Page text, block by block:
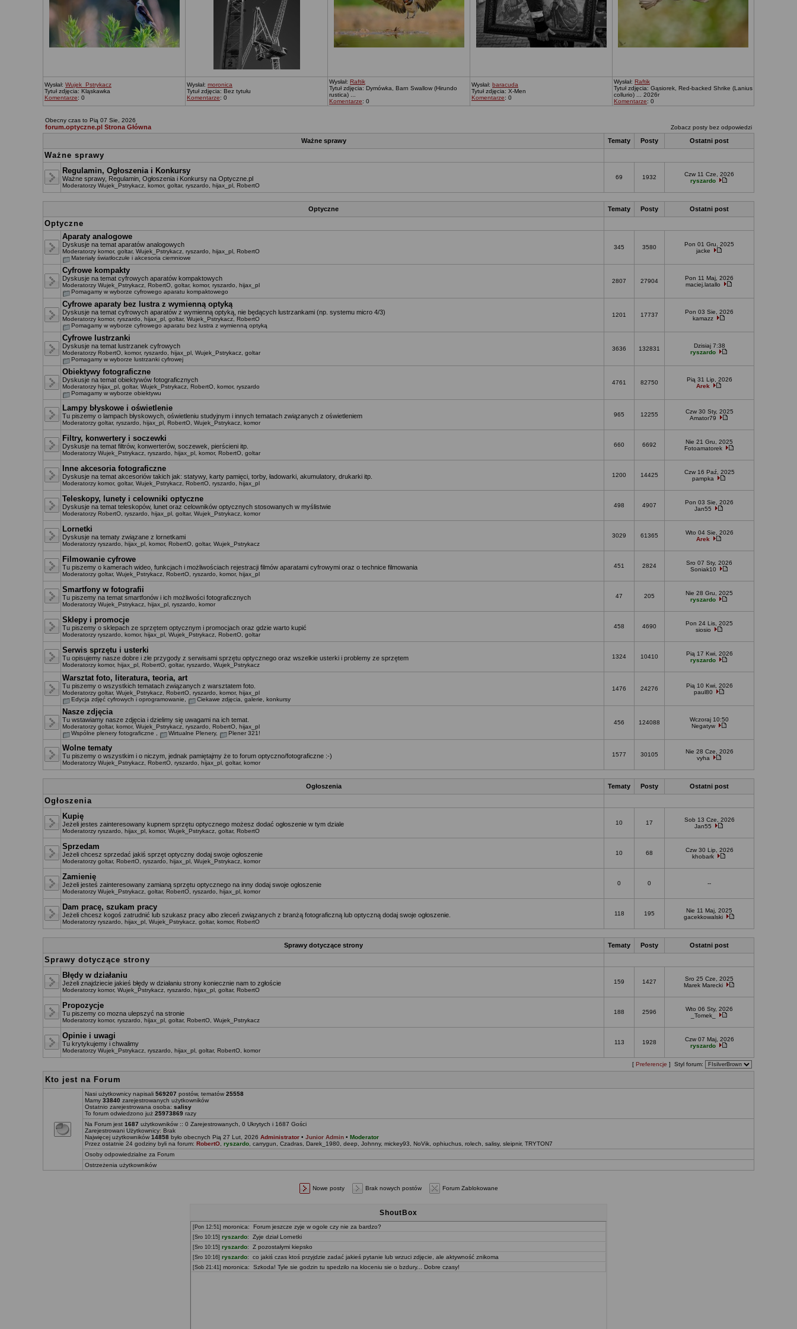
Wysłał: Wujek_Pstrykacz
Tytuł zdjęcia: Kląskawka
Komentarze: 0
Wysłał: moronica
Tytuł zdjęcia: Bez tytułu
Komentarze: 0
Wysłał: Raftik
Tytuł zdjęcia: Dymówka, Barn Swallow (Hirundo
rustica) ...
Komentarze: 0
Wysłał: baracuda
Tytuł zdjęcia: X-Men
Komentarze: 0
Wysłał: Raftik
Tytuł zdjęcia: Gąsiorek, Red-backed Shrike (Lanius
collurio) ... 2026r
Komentarze: 0
Obecny czas to Pią 07 Sie, 2026
forum.optyczne.pl Strona Główna Zobacz posty bez odpowiedzi
Ważne sprawy Tematy Posty Ostatni post
Ważne sprawy
Regulamin, Ogłoszenia i Konkursy
Ważne sprawy, Regulamin, Ogłoszenia i Konkursy na Optyczne.pl
Moderatorzy Wujek_Pstrykacz komor, goltar, ryszardo hijax_pl RobertO
69 1932
Czw 11 Cze, 2026
ryszardo
Optyczne Tematy Posty Ostatni post
Optyczne
Aparaty analogowe
Dyskusje na temat aparatów analogowych
Moderatorzy komor, goltar, Wujek_Pstrykacz ryszardo hijax_pl RobertO
Materiały światłoczułe i akcesoria ciemniowe
345 3580
Pon 01 Gru, 2025
jacke
Cyfrowe kompakty
Dyskusje na temat cyfrowych aparatów kompaktowych
Moderatorzy Wujek_Pstrykacz RobertO goltar, komor, ryszardo
hijax_pl
Pomagamy w wyborze cyfrowego aparatu kompaktowego
2807 27904
Pon 11 Maj, 2026
maciej.latallo
Cyfrowe aparaty bez lustra z wymienną optyką
Dyskusje na temat cyfrowych aparatów z wymienną optyką, nie będących lustrzankami (np. systemu micro 4/3)
Moderatorzy komor, ryszardo hijax_pl goltar, Wujek_Pstrykacz RobertO
Pomagamy w wyborze cyfrowego aparatu bez lustra z wymienną optyką
1201 17737
Pon 03 Sie, 2026
kamazz
Cyfrowe lustrzanki
Dyskusje na temat lustrzanek cyfrowych
Moderatorzy RobertO komor, ryszardo hijax_pl Wujek_Pstrykacz goltar
Pomagamy w wyborze lustrzanki cyfrowej
3636 132831
Dzisiaj 7:38
ryszardo
Obiektywy fotograficzne
Dyskusje na temat obiektywów fotograficznych
Moderatorzy hijax_pl goltar, Wujek_Pstrykacz RobertO komor, ryszardo
Pomagamy w wyborze obiektywu
4761 82750
Pią 31 Lip, 2026
Arek
Lampy błyskowe i oświetlenie
Tu piszemy o lampach błyskowych, oświetleniu studyjnym i innych tematach związanych z oświetleniem
Moderatorzy goltar, ryszardo hijax_pl RobertO Wujek_Pstrykacz komor
965 12255
Czw 30 Sty, 2025
Amator79
Filtry, konwertery i soczewki
Dyskusje na temat filtrów, konwerterów, soczewek, pierścieni itp.
Moderatorzy Wujek_Pstrykacz ryszardo hijax_pl komor, RobertO goltar
660 6692
Nie 21 Gru, 2025
Fotoamatorek
Inne akcesoria fotograficzne
Dyskusje na temat akcesoriów takich jak: statywy, karty pamięci, torby, ładowarki, akumulatory, drukarki itp.
Moderatorzy komor, goltar, Wujek_Pstrykacz RobertO ryszardo hijax_pl
1200 14425
Czw 16 Paź, 2025
pampka
Teleskopy, lunety i celowniki optyczne
Dyskusje na temat teleskopów, lunet oraz celowników optycznych stosowanych w myślistwie
Moderatorzy RobertO ryszardo hijax_pl goltar, Wujek_Pstrykacz komor
498 4907
Pon 03 Sie, 2026
Jan55
Lornetki
Dyskusje na tematy związane z lornetkami
Moderatorzy ryszardo hijax_pl komor, RobertO goltar, Wujek_Pstrykacz
3029 61365
Wto 04 Sie, 2026
Arek
Filmowanie cyfrowe
Tu piszemy o kamerach wideo, funkcjach i możliwościach rejestracji filmów aparatami cyfrowymi oraz o technice filmowania
Moderatorzy goltar, Wujek_Pstrykacz RobertO ryszardo komor, hijax_pl
451 2824
Sro 07 Sty, 2026
Soniak10
Smartfony w fotografii
Tu piszemy na temat smartfonów i ich możliwości fotograficznych
Moderatorzy Wujek_Pstrykacz hijax_pl ryszardo komor
47 205
Nie 28 Gru, 2025
ryszardo
Sklepy i promocje
Tu piszemy o sklepach ze sprzętem optycznym i promocjach oraz gdzie warto kupić
Moderatorzy ryszardo komor, hijax_pl Wujek_Pstrykacz RobertO goltar
458 4690
Pon 24 Lis, 2025
siosio
Serwis sprzętu i usterki
Tu opisujemy nasze dobre i złe przygody z serwisami sprzętu optycznego oraz wszelkie usterki i problemy ze sprzętem
Moderatorzy komor, hijax_pl RobertO goltar, ryszardo Wujek_Pstrykacz
1324 10410
Pią 17 Kwi, 2026
ryszardo
Warsztat foto, literatura, teoria, art
Tu piszemy o wszystkich tematach związanych z warsztatem foto.
Moderatorzy goltar, Wujek_Pstrykacz RobertO ryszardo komor, hijax_pl
Edycja zdjęć cyfrowych i oprogramowanie
Ciekawe zdjęcia, galerie, konkursy
1476 24276
Pią 10 Kwi, 2026
paul80
Nasze zdjęcia
Tu wstawiamy nasze zdjęcia i dzielimy się uwagami na ich temat.
Moderatorzy goltar, komor, Wujek_Pstrykacz ryszardo RobertO hijax_pl
Wspólne plenery fotograficzne
Wirtualne Plenery, Plener 321!
456 124088
Wczoraj 10:50
Negatyw
Wolne tematy
Tu piszemy o wszystkim i o niczym, jednak pamiętajmy że to forum optyczno/fotograficzne :-)
Moderatorzy Wujek_Pstrykacz RobertO ryszardo hijax_pl goltar, komor
1577 30105
Nie 28 Cze, 2026
vyha
Ogłoszenia Tematy Posty Ostatni post
Ogłoszenia
Kupię
Jeżeli jestes zainteresowany kupnem sprzętu optycznego możesz dodać ogłoszenie w tym dziale
Moderatorzy ryszardo hijax_pl komor, Wujek_Pstrykacz goltar, RobertO
10 17
Sob 13 Cze, 2026
Jan55
Sprzedam
Jeżeli chcesz sprzedać jakiś sprzęt optyczny dodaj swoje ogłoszenie
Moderatorzy goltar, RobertO ryszardo hijax_pl Wujek_Pstrykacz komor
10 68
Czw 30 Lip, 2026
khobark
Zamienię
Jeżeli jesteś zainteresowany zamianą sprzętu optycznego na inny dodaj swoje ogłoszenie
Moderatorzy Wujek_Pstrykacz goltar, RobertO ryszardo hijax_pl komor
0 0 --
Dam pracę, szukam pracy
Jeżeli chcesz kogoś zatrudnić lub szukasz pracy albo zleceń związanych z branżą fotograficzną lub optyczną dodaj swoje ogłoszenie.
Moderatorzy ryszardo hijax_pl Wujek_Pstrykacz goltar, komor, RobertO
118 195
Nie 11 Maj, 2025
gacekkowalski
Sprawy dotyczące strony Tematy Posty Ostatni post
Sprawy dotyczące strony
Błędy w działaniu
Jeżeli znajdziecie jakieś błędy w działaniu strony koniecznie nam to zgłoście
Moderatorzy komor, Wujek_Pstrykacz ryszardo hijax_pl goltar, RobertO
159 1427
Sro 25 Cze, 2025
Marek Marecki
Propozycje
Tu piszemy co mozna ulepszyć na stronie
Moderatorzy komor, ryszardo hijax_pl goltar, RobertO Wujek_Pstrykacz
188 2596
Wto 06 Sty, 2026
_Tomek_
Opinie i uwagi
Tu krytykujemy i chwalimy
Moderatorzy Wujek_Pstrykacz ryszardo hijax_pl goltar, RobertO komor
113 1928
Czw 07 Maj, 2026
ryszardo
[ Preferencje ] Styl forum:
Kto jest na Forum
Nasi użytkownicy napisali 569207 postów, tematów 25558
Mamy 33840 zarejestrowanych użytkowników
Ostatnio zarejestrowana osoba: salisy
To forum odwiedzono już 25973869 razy
Na Forum jest 1687 użytkowników :: 0 Zarejestrowanych, 0 Ukrytych i 1687 Gości
Zarejestrowani Użytkownicy: Brak
Najwięcej użytkowników 14858 było obecnych Pią 27 Lut, 2026 Administrator • Junior Admin • Moderator
Przez ostatnie 24 godziny byli na forum: RobertO ryszardo carrygun Czadras Darek_1980 deep Johnny, mickey93 NoVik ophiuchus rolech salisy, sleipnir, TRYTON7
Osoby odpowiedzialne za Forum
Ostrzeżenia użytkowników
Nowe posty Brak nowych postów Forum Zablokowane
ShoutBox